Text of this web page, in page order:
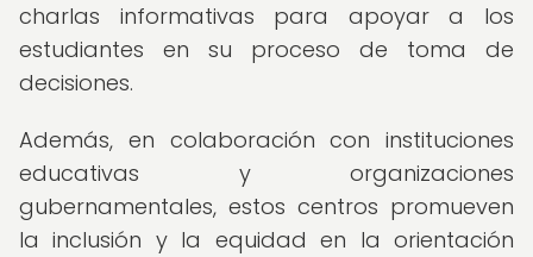
charlas informativas para apoyar a los
estudiantes en su proceso de toma de
decisiones.
Además, en colaboración con instituciones
educativas y organizaciones
gubernamentales, estos centros promueven
la inclusión y la equidad en la orientación